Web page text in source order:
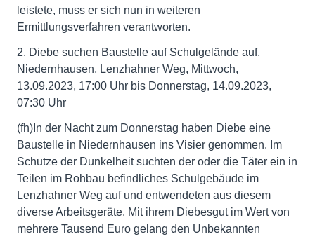
leistete, muss er sich nun in weiteren
Ermittlungsverfahren verantworten.
2. Diebe suchen Baustelle auf Schulgelände auf,
Niedernhausen, Lenzhahner Weg, Mittwoch,
13.09.2023, 17:00 Uhr bis Donnerstag, 14.09.2023,
07:30 Uhr
(fh)In der Nacht zum Donnerstag haben Diebe eine
Baustelle in Niedernhausen ins Visier genommen. Im
Schutze der Dunkelheit suchten der oder die Täter ein in
Teilen im Rohbau befindliches Schulgebäude im
Lenzhahner Weg auf und entwendeten aus diesem
diverse Arbeitsgeräte. Mit ihrem Diebesgut im Wert von
mehrere Tausend Euro gelang den Unbekannten